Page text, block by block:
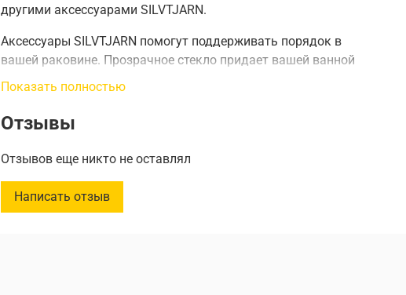
другими аксессуарами SILVTJARN.
Аксессуары SILVTJARN помогут поддерживать порядок в
вашей раковине. Прозрачное стекло придает вашей ванной
комнате ощущение свежести и роскоши.
Показать полностью
Отзывы
Отзывов еще никто не оставлял
Написать отзыв